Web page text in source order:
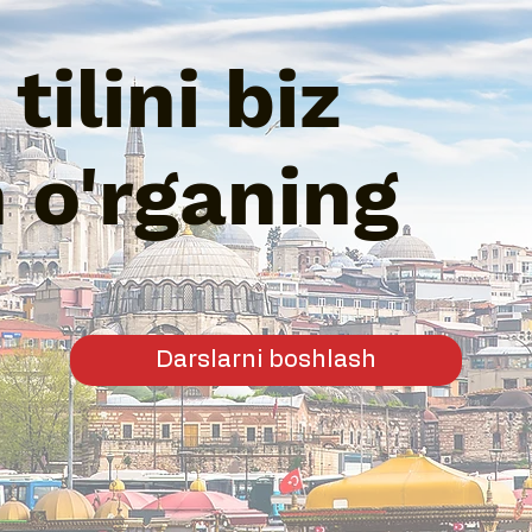
tilini biz
o'rganing
Darslarni boshlash